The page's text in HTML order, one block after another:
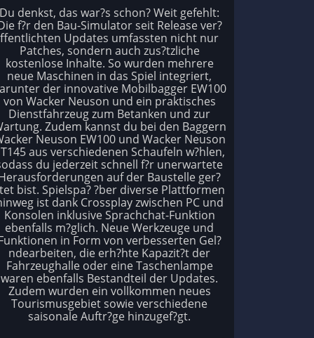
Du denkst, das war?s schon? Weit gefehlt:
f?r den Bau-Simulator seit Release ver?
ffentlichten Updates umfassten nicht nur
Patches, sondern auch zus?tzliche
kostenlose Inhalte. So wurden mehrere
neue Maschinen in das Spiel integriert,
der innovative Mobilbagger EW100
von Wacker Neuson und ein praktisches
Dienstfahrzeug zum Betanken und zur
Zudem kannst du bei den Baggern
Neuson EW100 und Wacker Neuson
aus verschiedenen Schaufeln w?hlen,
du jederzeit schnell f?r unerwartete
auf der Baustelle ger?
bist. Spielspa? ?ber diverse Plattformen
ist dank Crossplay zwischen PC und
Konsolen inklusive Sprachchat-Funktion
ebenfalls m?glich. Neue Werkzeuge und
in Form von verbesserten Gel?
ndearbeiten, die erh?hte Kapazit?t der
Fahrzeughalle oder eine Taschenlampe
waren ebenfalls Bestandteil der Updates.
Zudem wurden ein vollkommen neues
Tourismusgebiet sowie verschiedene
saisonale Auftr?ge hinzugef?gt.